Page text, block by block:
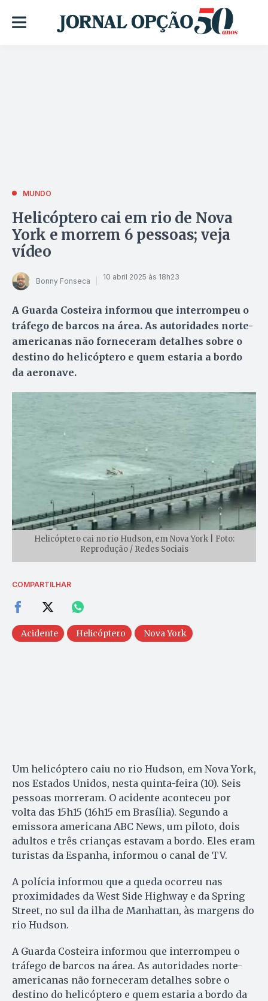
MUNDO
Helicóptero cai em rio de Nova
York e morrem 6 pessoas; veja
vídeo
Bonny Fonseca 10 abril 2025 às 18h23
A Guarda Costeira informou que interrompeu o
tráfego de barcos na área. As autoridades norte-
americanas não forneceram detalhes sobre o
destino do helicóptero e quem estaria a bordo
da aeronave.
Helicóptero cai no rio Hudson, em Nova York | Foto:
Reprodução / Redes Sociais
COMPARTILHAR
Acidente Helicóptero Nova York
Um helicóptero caiu no rio Hudson, em Nova York,
nos Estados Unidos, nesta quinta-feira (10). Seis
pessoas morreram. O acidente aconteceu por
volta das 15h15 (16h15 em Brasília). Segundo a
emissora americana ABC News, um piloto, dois
adultos e três crianças estavam a bordo. Eles eram
turistas da Espanha, informou o canal de TV.
A polícia informou que a queda ocorreu nas
proximidades da West Side Highway e da Spring
Street, no sul da ilha de Manhattan, às margens do
rio Hudson.
A Guarda Costeira informou que interrompeu o
tráfego de barcos na área. As autoridades norte-
americanas não forneceram detalhes sobre o
destino do helicóptero e quem estaria a bordo da